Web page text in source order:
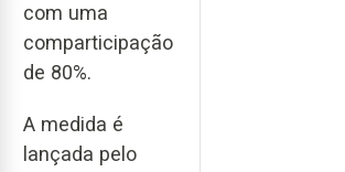
com uma
comparticipação
de 80%.
A medida é
lançada pelo